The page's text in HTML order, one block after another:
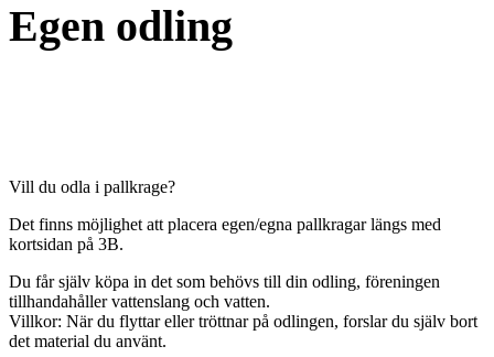
Egen odling
Vill du odla i pallkrage?
Det finns möjlighet att placera egen/egna pallkragar längs med
kortsidan på 3B.
Du får själv köpa in det som behövs till din odling, föreningen
tillhandahåller vattenslang och vatten.
Villkor: När du flyttar eller tröttnar på odlingen, forslar du själv bort
det material du använt.